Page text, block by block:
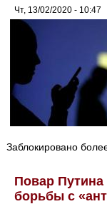
Чт, 13/02/2020 - 10:47
Заблокировано
Повар Путина
борьбы с